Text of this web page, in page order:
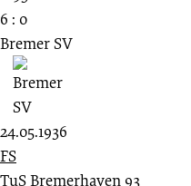
6 : 0
Bremer SV
24.05.1936
FS
TuS Bremerhaven 93